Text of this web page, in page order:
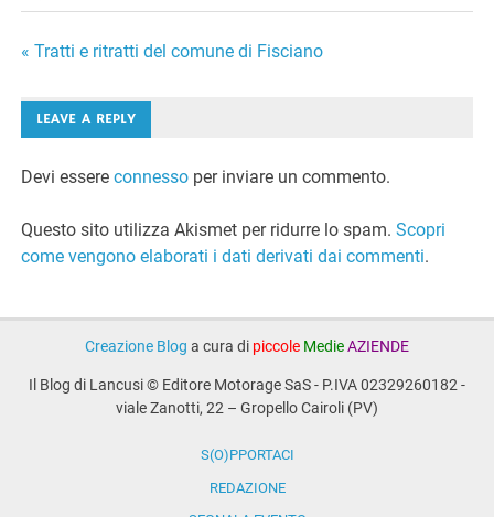
Navigazione
articoli
« Tratti e ritratti del comune di Fisciano
LEAVE A REPLY
Devi essereconnesso per inviare un commento.
Questo sito utilizza Akismet per ridurre lo spam.Scopri
come vengono elaborati i dati derivati dai commenti.
Creazione Blog a cura di piccole MedieAZIENDE
Il Blog di Lancusi © Editore Motorage SaS - P.IVA 02329260182 -
viale Zanotti, 22 – Gropello Cairoli (PV)
S(O)PPORTACI
REDAZIONE